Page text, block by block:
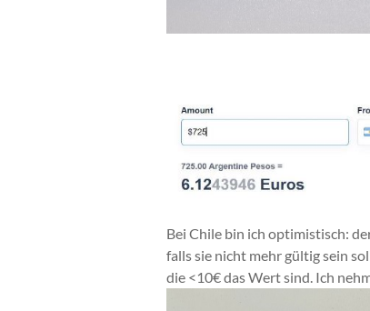
Bei Chile bin ich optimistisch:
falls sie nicht mehr gültig sein
die <10€ das Wert sind. Ich